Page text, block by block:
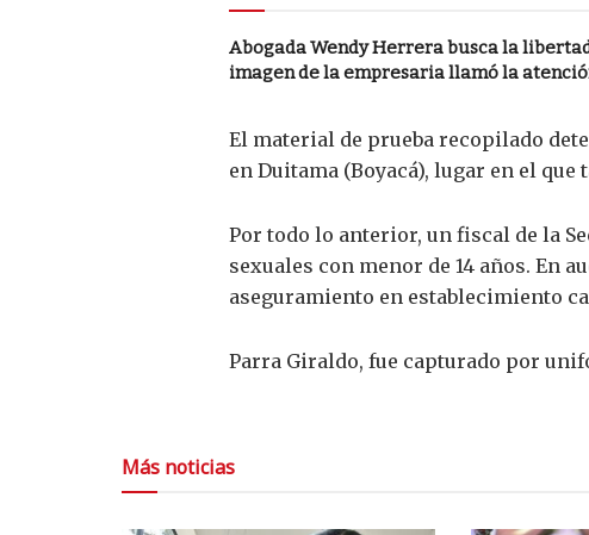
Abogada Wendy Herrera busca la libertad
imagen de la empresaria llamó la
El material de prueba recopilado
en Duitama (Boyacá), lugar en el
Por todo lo anterior, un fiscal de la
sexuales con menor de 14 años. En
aseguramiento en establecimiento
Parra Giraldo, fue capturado por
Más noticias